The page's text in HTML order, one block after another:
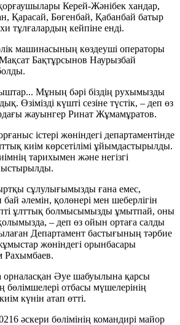
Керей-Жәнібек хандар,
Қарасай, Бөгенбай, Қабанбай батыр
тұлғалардың кейпіне енді.
машинасының көздеуші операторы
Бақтұрсынов Наурызбай
Мұның бәрі біздің рухымызды
Өзімізді күшті сезіне түстік, – деп өз
жауынгер Ринат Жұмамұратов.
істері жөніндегі департаментінде
киім көрсетілімі ұйымдастырылды.
тарихымен және негізгі
сұлулығымызды ғана емес,
әлемін, қолөнері мен шеберлігін
ұлттық болмысымызды ұмытпай, оны
қолымызда, – деп өз ойын ортаға салды
Департамент бастығының тәрбие
жөніндегі орынбасары
Рахымбаев.
орналасқан Әуе шабуылына қарсы
бөлімшелері отбасы мүшелерінің
күнін атап өтті.
әскери бөлімінің командирі майор